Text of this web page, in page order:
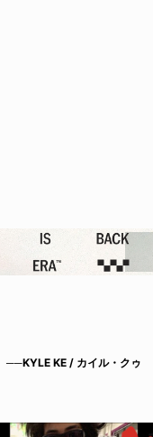
──KYLE KE / カイル・クゥ